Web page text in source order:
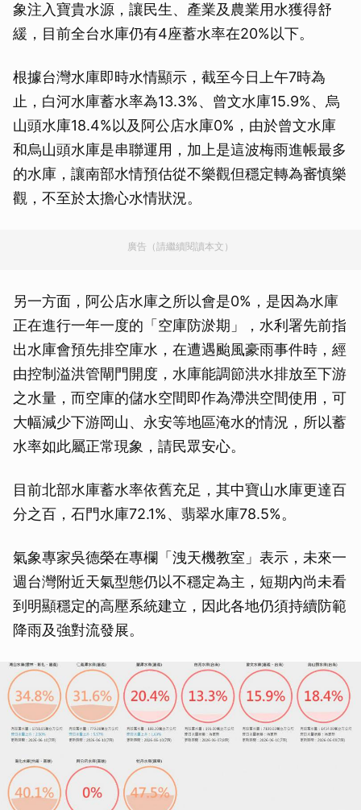
象注入寶貴水源，讓民生、產業及農業用水獲得舒
緩，目前全台水庫仍有4座蓄水率在20%以下。
根據台灣水庫即時水情顯示，截至今日上午7時為
止，白河水庫蓄水率為13.3%、曾文水庫15.9%、烏
山頭水庫18.4%以及阿公店水庫0%，由於曾文水庫
和烏山頭水庫是串聯運用，加上是這波梅雨進帳最多
的水庫，讓南部水情預估從不樂觀但穩定轉為審慎樂
觀，不至於太擔心水情狀況。
廣告（請繼續閱讀本文）
另一方面，阿公店水庫之所以會是0%，是因為水庫
正在進行一年一度的「空庫防淤期」，水利署先前指
出水庫會預先排空庫水，在遭遇颱風豪雨事件時，經
由控制溢洪管閘門開度，水庫能調節洪水排放至下游
之水量，而空庫的儲水空間即作為滯洪空間使用，可
大幅減少下游岡山、永安等地區淹水的情況，所以蓄
水率如此屬正常現象，請民眾安心。
目前北部水庫蓄水率依舊充足，其中寶山水庫更達百
分之百，石門水庫72.1%、翡翠水庫78.5%。
氣象專家吳德榮在專欄「洩天機教室」表示，未來一
週台灣附近天氣型態仍以不穩定為主，短期內尚未看
到明顯穩定的高壓系統建立，因此各地仍須持續防範
降雨及強對流發展。